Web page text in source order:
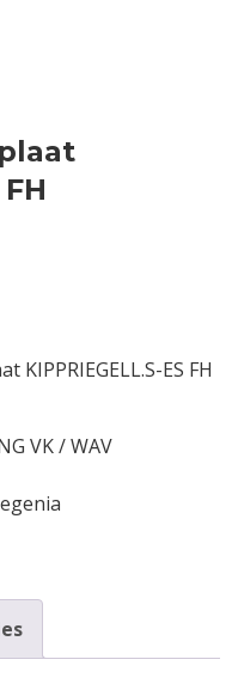
ES FH
VK / WAV